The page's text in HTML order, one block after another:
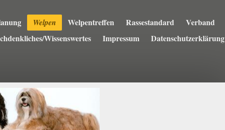
Welpen Welpentreffen Rassestandard
Verband
Wissenswertes Impressum
Datenschutzerklärung